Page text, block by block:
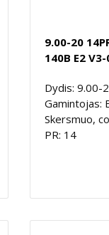
9.00-20
140B E2
Dydis: 9.00-
Gamintojas:
Skersmuo,
PR: 14